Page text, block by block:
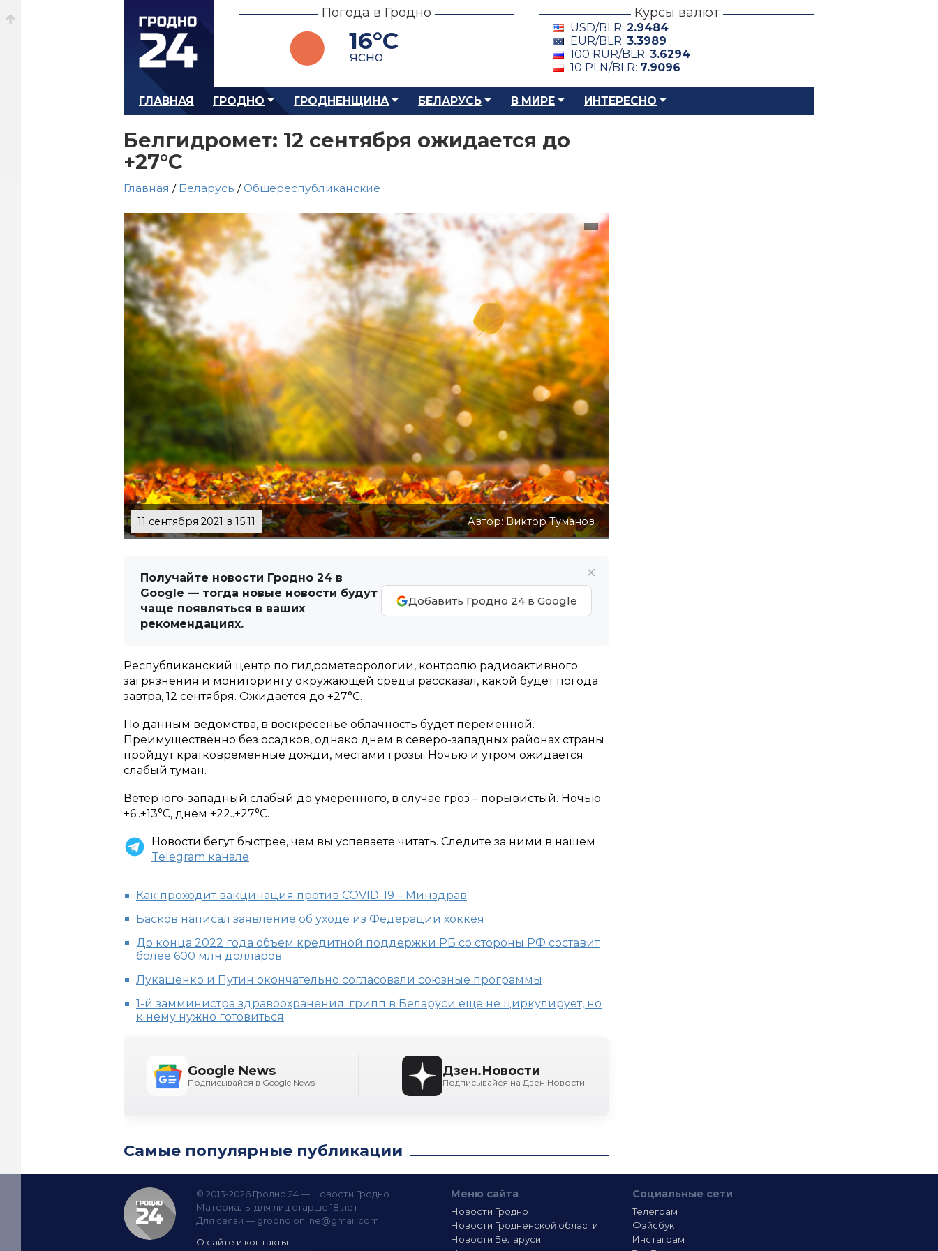
Погода в Гродно
16°C
ясно
Курсы валют
USD/BLR: 2.9484
EUR/BLR: 3.3989
100 RUR/BLR: 3.6294
10 PLN/BLR: 7.9096
ГЛАВНАЯ ГРОДНО ГРОДНЕНЩИНА БЕЛАРУСЬ В МИРЕ ИНТЕРЕСНО
Белгидромет: 12 сентября ожидается до
+27°С
Главная / Беларусь /Общереспубликанские
11 сентября 2021 в 15:11 Автор: Виктор Туманов
Получайте новости Гродно 24 в
Google — тогда новые новости будут
чаще появляться в ваших
рекомендациях.
Добавить Гродно 24 в Google
Республиканский центр по гидрометеорологии, контролю радиоактивного
загрязнения и мониторингу окружающей среды рассказал, какой будет погода
завтра, 12 сентября. Ожидается до +27°С.
По данным ведомства, в воскресенье облачность будет переменной.
Преимущественно без осадков, однако днем в северо-западных районах страны
пройдут кратковременные дожди, местами грозы. Ночью и утром ожидается
слабый туман.
Ветер юго-западный слабый до умеренного, в случае гроз – порывистый. Ночью
+6..+13°С, днем +22..+27°С.
Новости бегут быстрее, чем вы успеваете читать. Следите за ними в нашем
Telegram канале
Как проходит вакцинация против COVID-19 – Минздрав
Басков написал заявление об уходе из Федерации хоккея
До конца 2022 года объем кредитной поддержки РБ со стороны РФ составит
более 600 млн долларов
Лукашенко и Путин окончательно согласовали союзные программы
1-й замминистра здравоохранения: грипп в Беларуси еще не циркулирует, но
к нему нужно готовиться
Google News
Подписывайся в Google News
Дзен.Новости
Подписывайся на Дзен.Новости
Самые популярные публикации
© 2013-2026 Гродно 24 — Новости Гродно
Материалы для лиц старше 18 лет
Для связи — grodno.online@gmail.com
О сайте и контакты
Меню сайта
Новости Гродно
Новости Гродненской области
Новости Беларуси
Социальные сети
Телеграм
Фэйсбук
Инстаграм